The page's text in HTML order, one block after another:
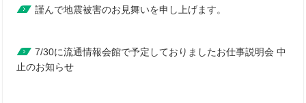
謹んで地震被害のお見舞いを申し上げます。
7/30に流通情報会館で予定しておりましたお仕事説明会 中
止のお知らせ